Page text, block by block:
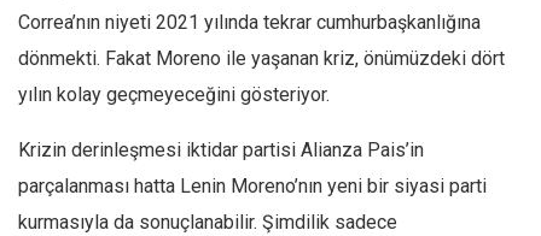
Correa’nın niyeti 2021 yılında tekrar cumhurbaşkanlığına
dönmekti. Fakat Moreno ile yaşanan kriz, önümüzdeki dört
yılın kolay geçmeyeceğini gösteriyor.
Krizin derinleşmesi iktidar partisi Alianza Pais’in
parçalanması hatta Lenin Moreno’nın yeni bir siyasi parti
kurmasıyla da sonuçlanabilir. Şimdilik sadece